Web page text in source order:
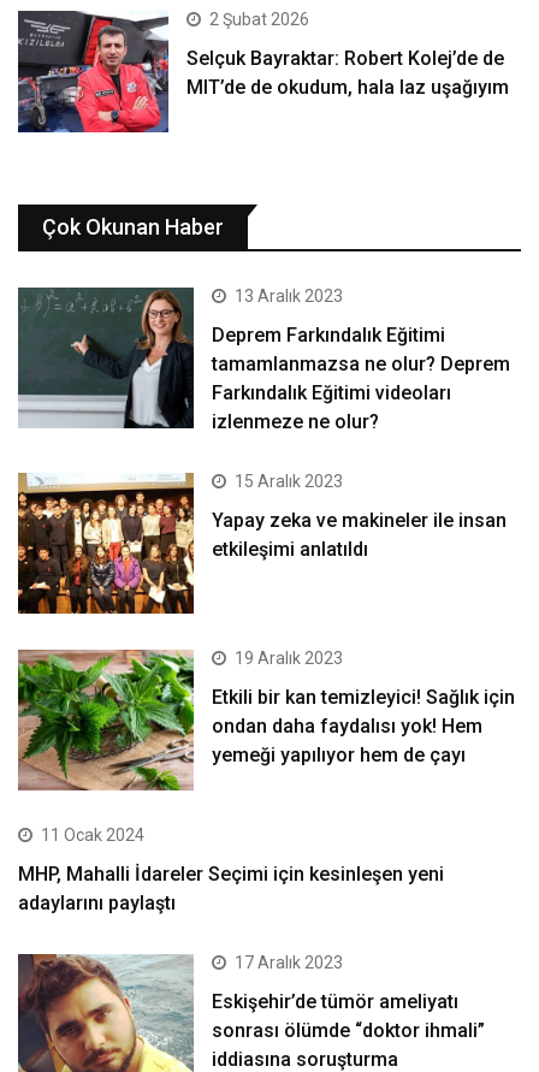
2 Şubat 2026
Selçuk Bayraktar: Robert Kolej’de de
MIT’de de okudum, hala laz uşağıyım
Çok Okunan Haber
13 Aralık 2023
Deprem Farkındalık Eğitimi
tamamlanmazsa ne olur? Deprem
Farkındalık Eğitimi videoları
izlenmeze ne olur?
15 Aralık 2023
Yapay zeka ve makineler ile insan
etkileşimi anlatıldı
19 Aralık 2023
Etkili bir kan temizleyici! Sağlık için
ondan daha faydalısı yok! Hem
yemeği yapılıyor hem de çayı
11 Ocak 2024
MHP, Mahalli İdareler Seçimi için kesinleşen yeni
adaylarını paylaştı
17 Aralık 2023
Eskişehir’de tümör ameliyatı
sonrası ölümde “doktor ihmali”
iddiasına soruşturma